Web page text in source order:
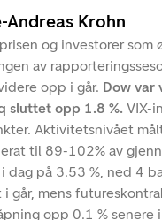
Krohn
og investorer som
av
opp i går. Dow var
sluttet opp 1.8 %.VIX-
Aktivitetsnivået
til 89-102% av
dag på 3.53 %, ned 4
mens
opp 0.1 % senere